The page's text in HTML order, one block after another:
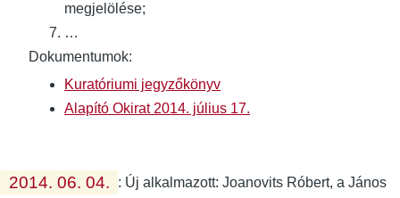
megjelölése;
…
Dokumentumok:
Kuratóriumi jegyzőkönyv
Alapító Okirat 2014. július 17.
2014. 06. 04. : Új alkalmazott: Joanovits Róbert, a János